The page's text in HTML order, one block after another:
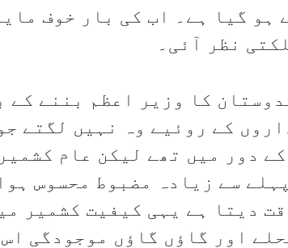
ہو گیا ہے۔ اب کی بار خوف
نظر آئی۔
کا وزیر اعظم بننے کے
کے روئیے وہ نہیں لگتے
دور میں تھے لیکن عام
سے زیادہ مضبوط محسوس
دیتا ہے یہی کیفیت کشمیر
اور گاؤں گاؤں موجودگی